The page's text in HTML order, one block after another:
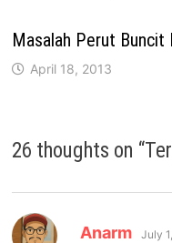
Masalah Perut Buncit
April 18, 2013
26 thoughts on “
Anarm says:
July